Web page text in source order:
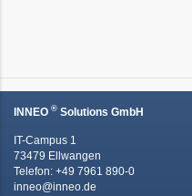
INNEO ® Solutions GmbH
IT-Campus 1
73479 Ellwangen
Telefon: +49 7961 890-0
inneo@inneo.de